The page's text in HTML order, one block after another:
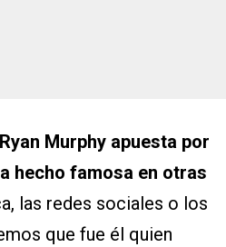
Ryan Murphy apuesta por
hecho famosa en otras
las redes sociales o los
que fue él quien